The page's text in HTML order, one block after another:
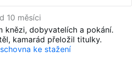
10 měsíci
knězi, dobyvatelích a pokání.
kamarád přeložil titulky.
ke stažení